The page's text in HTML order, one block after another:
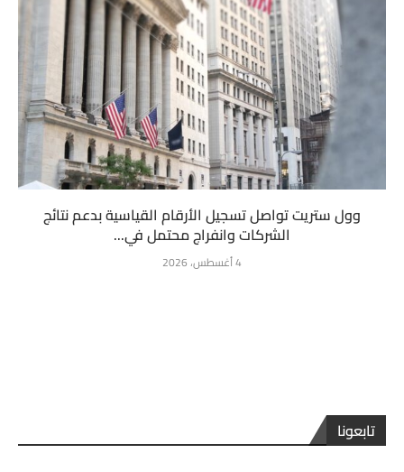
وول ستريت تواصل تسجيل الأرقام القياسية بدعم نتائج
الشركات وانفراج محتمل في...
4 أغسطس، 2026
تابعونا